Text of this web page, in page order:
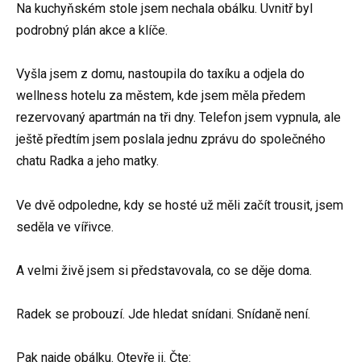
Na kuchyňském stole jsem nechala obálku. Uvnitř byl
podrobný plán akce a klíče.
Vyšla jsem z domu, nastoupila do taxíku a odjela do
wellness hotelu za městem, kde jsem měla předem
rezervovaný apartmán na tři dny. Telefon jsem vypnula, ale
ještě předtím jsem poslala jednu zprávu do společného
chatu Radka a jeho matky.
Ve dvě odpoledne, kdy se hosté už měli začít trousit, jsem
seděla ve vířivce.
A velmi živě jsem si představovala, co se děje doma.
Radek se probouzí. Jde hledat snídani. Snídaně není.
Pak najde obálku. Otevře ji. Čte: